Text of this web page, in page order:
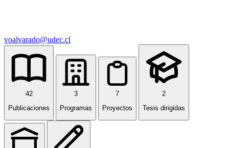
voalvarado@udec.cl
42
Publicaciones
3
Programas
7
Proyectos
2
Tesis dirigidas